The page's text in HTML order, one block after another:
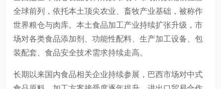
全球前列，依托本土顶尖农业、畜牧产业基础，被称作
世界粮仓与肉库。本土食品加工产业持续扩张升级，市
场对各类食品添加剂、功能性配料、生产加工设备、包
装配套、食品安全技术需求持续走高。
长期以来国内食品相关企业持续参展，巴西市场对中式